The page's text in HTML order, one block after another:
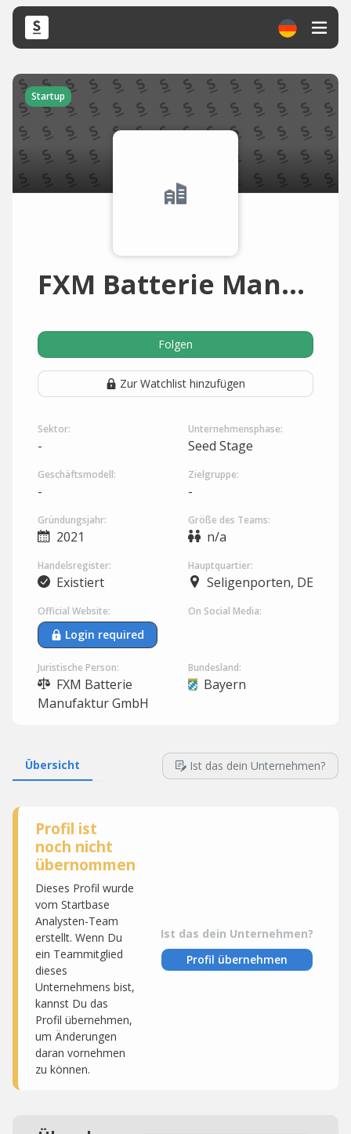
Startup
FXM Batterie Manufaktur
Folgen
Zur Watchlist hinzufügen
Sektor:
-
Unternehmensphase:
Seed Stage
Geschäftsmodell:
-
Zielgruppe:
-
Gründungsjahr:
2021
Größe des Teams:
n/a
Handelsregister:
Existiert
Hauptquartier:
Seligenporten, DE
Official Website:
Login required
On Social Media:
Juristische Person:
FXM Batterie
Manufaktur GmbH
Bundesland:
Bayern
Übersicht Ist das dein Unternehmen?
Profil ist
noch nicht
übernommen
Dieses Profil wurde
vom Startbase
Analysten-Team
erstellt. Wenn Du
ein Teammitglied
dieses
Unternehmens bist,
kannst Du das
Profil übernehmen,
um Änderungen
daran vornehmen
zu können.
Ist das dein Unternehmen?
Profil übernehmen